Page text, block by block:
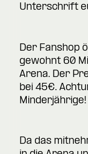
Unterschrift
Der Fanshop
gewohnt 60
Arena. Der
bei 45€.
Minderjährige!
Da das